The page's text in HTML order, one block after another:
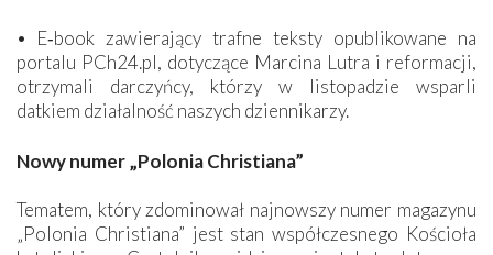
• E‑book zawierający trafne teksty opublikowane na
portalu PCh24.pl, dotyczące Marcina Lutra i reformacji,
otrzymali darczyńcy, którzy w listopadzie wsparli
datkiem działalność naszych dziennikarzy.
Nowy numer „Polonia Christiana”
Tematem, który zdominował najnowszy numer magazynu
„Polonia Christiana” jest stan współczesnego Kościoła